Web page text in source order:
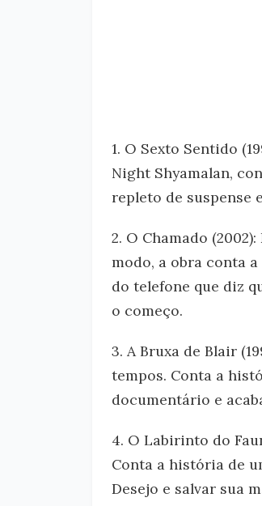
1. O Sexto Sentido
Night Shyamalan,
repleto de suspense
2. O Chamado
modo, a obra conta
do telefone que diz
o começo.
3. A Bruxa de Blair
tempos. Conta a
documentário e
4. O Labirinto do
Conta a história de
Desejo e salvar sua